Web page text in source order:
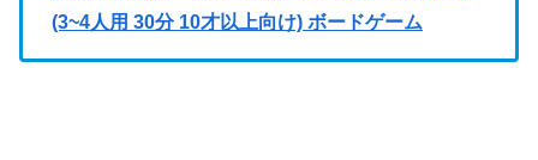
(3~4人用 30分 10才以上向け) ボードゲーム